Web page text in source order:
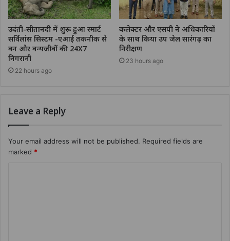
उदंती-सीतानदी में शुरू हुआ स्मार्ट
सर्विलांस सिस्टम -एआई तकनीक से
वन और वन्यजीवों की 24X7
निगरानी
22 hours ago
कलेक्टर और एसपी ने अधिकारियों
के साथ किया उप जेल सारंगढ़ का
निरीक्षण
23 hours ago
Leave a Reply
Your email address will not be published. Required fields are
marked *